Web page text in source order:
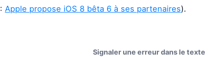
: Apple propose iOS 8 bêta 6 à ses partenaires).
Signaler une erreur dans le texte